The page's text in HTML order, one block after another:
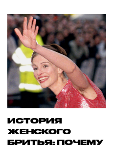
ИСТОРИЯ
ЖЕНСКОГО
БРИТЬЯ: ПОЧЕМУ